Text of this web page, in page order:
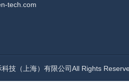
tech.com
科技（上海）有限公司All Rights